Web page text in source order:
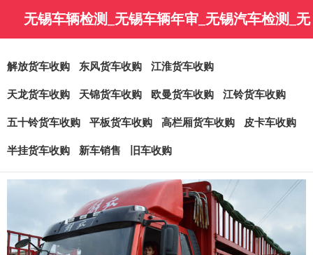
无锡车辆检测_无锡车辆年审_无锡汽车检测_无
锡车辆年检-无锡金永润汽车销售有限公司
解放货车收购 东风货车收购 江淮货车收购
天龙货车收购 天锦货车收购 欧曼货车收购 江铃货车收购
五十铃货车收购 平板货车收购 高栏厢货车收购 皮卡车收购
半挂货车收购 新车销售 旧车收购